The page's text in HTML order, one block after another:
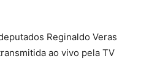
Reginaldo Veras
ao vivo pela TV